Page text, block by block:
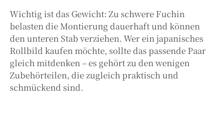
Wichtig ist das Gewicht: Zu schwere Fuchin
belasten die Montierung dauerhaft und können
den unteren Stab verziehen. Wer ein japanisches
Rollbild kaufen möchte, sollte das passende Paar
gleich mitdenken – es gehört zu den wenigen
Zubehörteilen, die zugleich praktisch und
schmückend sind.